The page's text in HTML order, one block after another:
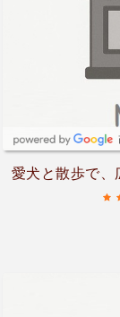
愛犬と散歩で、